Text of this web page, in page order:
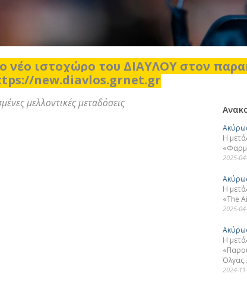
νέο ιστοχώρο του ΔΙΑΥΛΟΥ στον
new.diavlos.grnet.gr
μελλοντικές μεταδόσεις
Η
2025-
Η
«The
2025-
Η
2024-